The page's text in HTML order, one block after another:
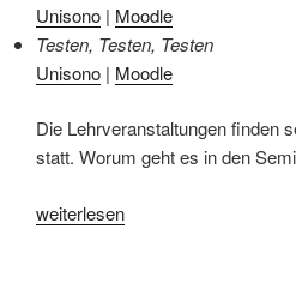
Unisono | Moodle
Testen, Testen, Testen
Unisono | Moodle
Die Lehrveranstaltungen finden
statt. Worum geht es in den
„Lehrveranstaltungen
weiterlesen